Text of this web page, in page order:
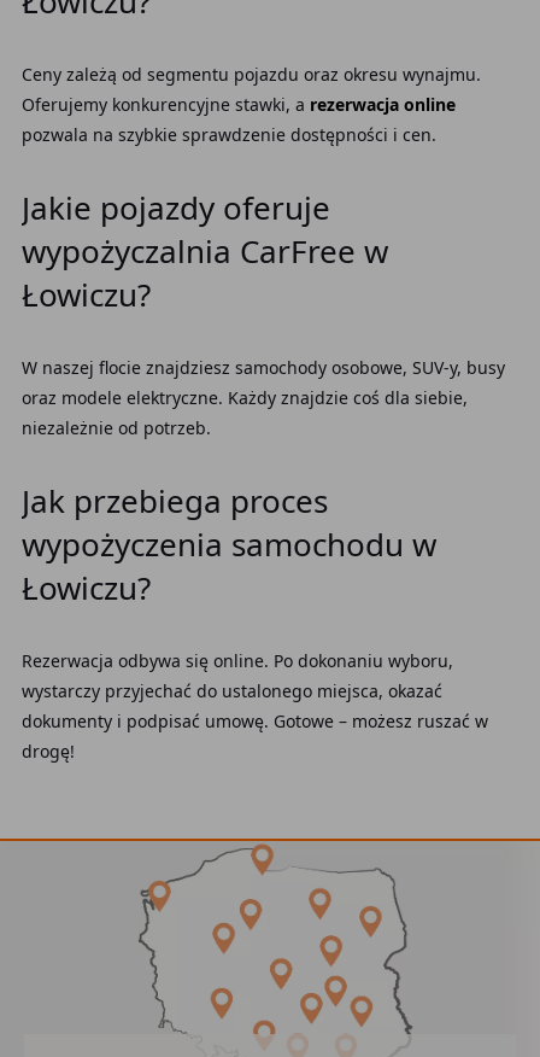
Ceny zależą od segmentu pojazdu oraz okresu wynajmu.
Oferujemy konkurencyjne stawki, a rezerwacja online
pozwala na szybkie sprawdzenie dostępności i cen.
Jakie pojazdy oferuje
wypożyczalnia CarFree w
Łowiczu?
W naszej flocie znajdziesz samochody osobowe, SUV-y, busy
oraz modele elektryczne. Każdy znajdzie coś dla siebie,
niezależnie od potrzeb.
Jak przebiega proces
wypożyczenia samochodu w
Łowiczu?
Rezerwacja odbywa się online. Po dokonaniu wyboru,
wystarczy przyjechać do ustalonego miejsca, okazać
dokumenty i podpisać umowę. Gotowe – możesz ruszać w
drogę!